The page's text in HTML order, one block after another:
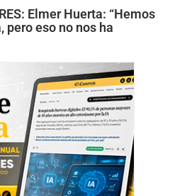
Elmer Huerta: “Hemos
pero eso no nos ha